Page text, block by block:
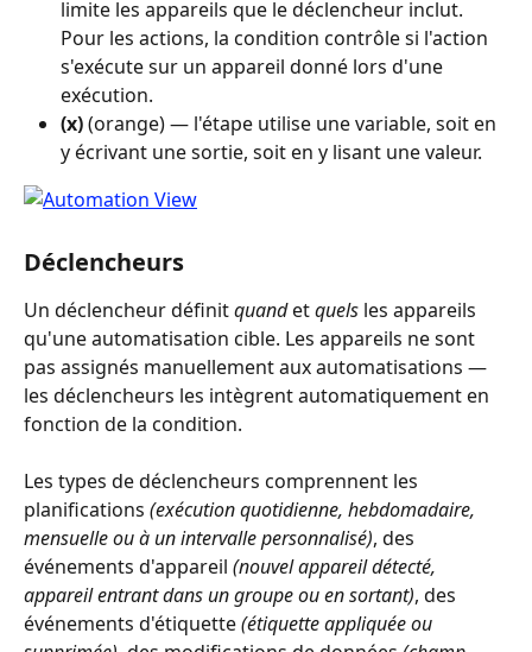
limite les appareils que le déclencheur inclut.
Pour les actions, la condition contrôle si l'action
s'exécute sur un appareil donné lors d'une
exécution.
(x) (orange) — l'étape utilise une variable, soit en
y écrivant une sortie, soit en y lisant une valeur.
Déclencheurs
Un déclencheur définit quand et quels les appareils
qu'une automatisation cible. Les appareils ne sont
pas assignés manuellement aux automatisations —
les déclencheurs les intègrent automatiquement en
fonction de la condition.
Les types de déclencheurs comprennent les
planifications (exécution quotidienne, hebdomadaire,
mensuelle ou à un intervalle personnalisé), des
événements d'appareil (nouvel appareil détecté,
appareil entrant dans un groupe ou en sortant), des
événements d'étiquette (étiquette appliquée ou